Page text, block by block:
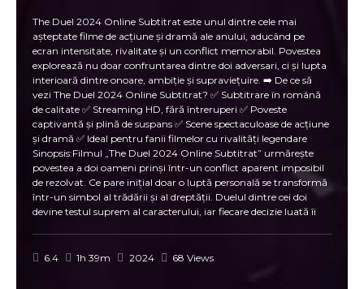
The Duel 2024 Online Subtitrat este unul dintre cele mai
așteptate filme de acțiune și dramă ale anului, aducând pe
ecran intensitate, rivalitate și un conflict memorabil. Povestea
explorează nu doar confruntarea dintre doi adversari, ci și lupta
interioară dintre onoare, ambiție și supraviețuire. ➡️ De ce să
vezi The Duel 2024 Online Subtitrat? ✅ Subtitrare în română
de calitate ✅ Streaming HD, fără întreruperi ✅ Poveste
captivantă și plină de suspans ✅ Scene spectaculoase de acțiune
și dramă ✅ Ideal pentru fanii filmelor cu rivalități legendare
Sinopsis:Filmul „The Duel 2024 Online Subtitrat” urmărește
povestea a doi oameni prinși într-un conflict aparent imposibil
de rezolvat. Ce pare inițial doar o luptă personală se transformă
într-un simbol al trădării și al dreptății. Duelul dintre cei doi
devine testul suprem al caracterului, iar fiecare decizie luată îi
captivantă, cu scene tensionate și vizual spectaculoase ⚔️ Duelul
6.4 1h 39m 2024 68 Views